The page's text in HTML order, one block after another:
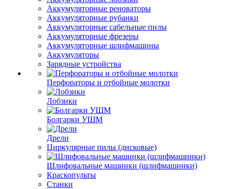
Аккумуляторные реноваторы
Аккумуляторные рубанки
Аккумуляторные сабельные пилы
Аккумуляторные фрезеры
Аккумуляторные шлифмашины
Аккумуляторы
Зарядные устройства
Перфораторы и отбойные молотки
Лобзики
Болгарки УШМ
Дрели
Циркулярные пилы (дисковые)
Шлифовальные машинки (шлифмашинки)
Краскопульты
Станки